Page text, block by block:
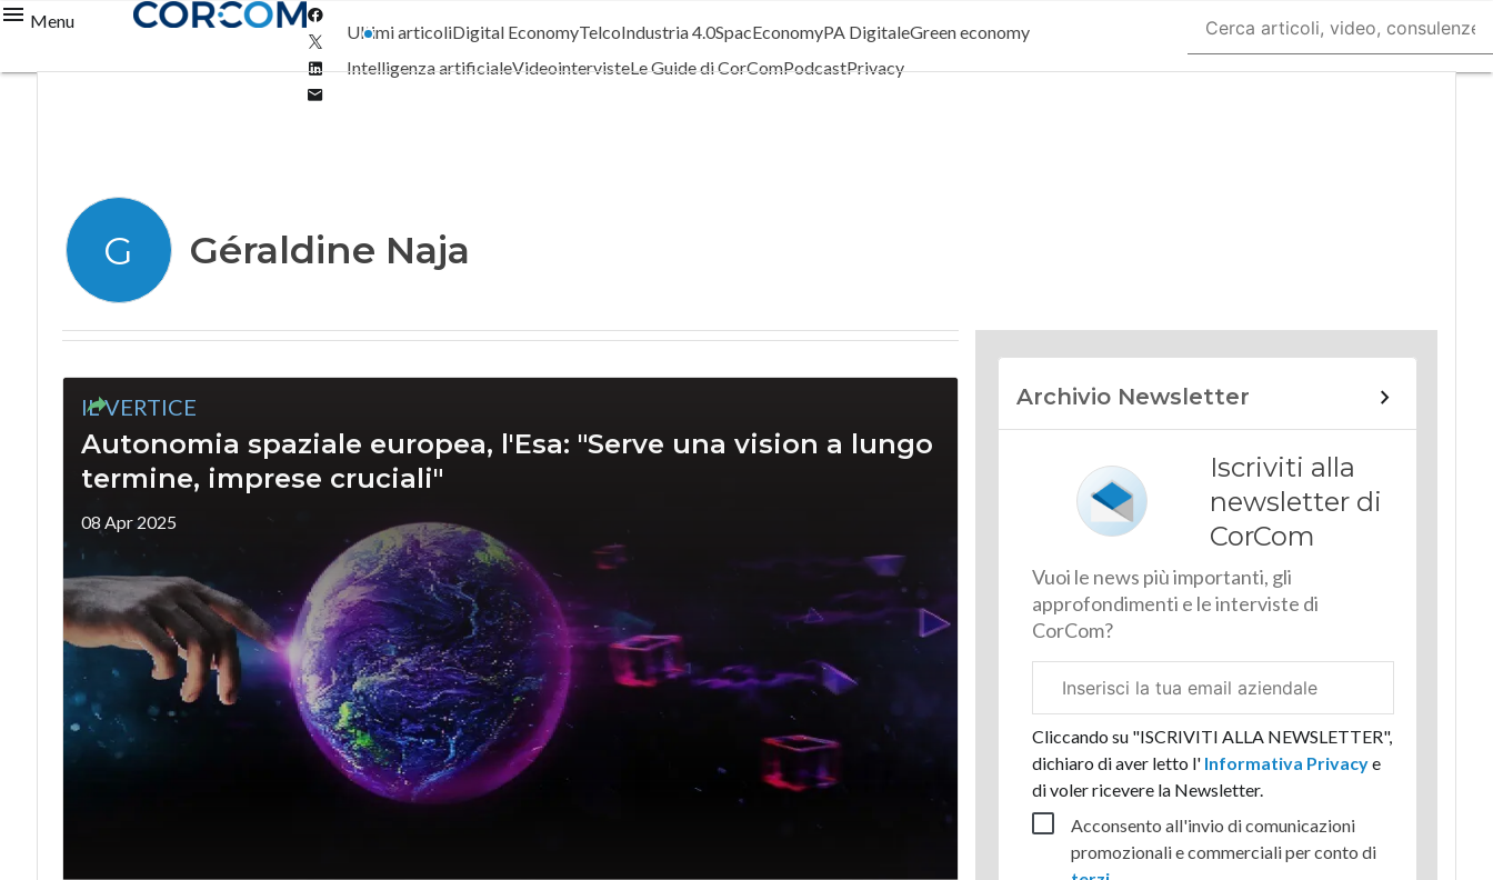
Menu
Twitter
Linkedin
Ultimi articoliDigital EconomyTelcoIndustria 4.0SpacEconomyPA DigitaleGreen economy
Intelligenza artificialeVideointervisteLe Guide di CorComPodcastPrivacy
G Géraldine Naja
IL VERTICE
Autonomia spaziale europea, l'Esa: "Serve una vision a lungo
termine, imprese cruciali"
08 Apr 2025
Archivio Newsletter
Iscriviti alla
newsletter di
CorCom
Vuoi le news più importanti, gli
approfondimenti e le interviste di
CorCom?
aziendale
Cliccando su "ISCRIVITI ALLA NEWSLETTER",
dichiaro di aver letto l'Informativa Privacye
di voler ricevere la Newsletter.
Acconsento all'invio di comunicazioni
promozionali e commerciali per conto di